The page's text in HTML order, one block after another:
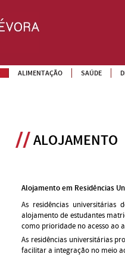
ALIMENTAÇÃO SAÚDE
ALOJAMENTO
Alojamento em Residências
As residências universitárias
alojamento de estudantes
como prioridade no acesso ao
As residências universitárias
facilitar a integração no meio